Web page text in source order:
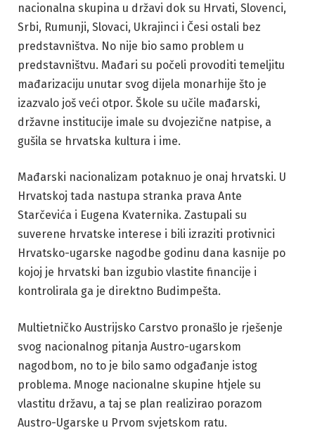
nacionalna skupina u državi dok su Hrvati, Slovenci,
Srbi, Rumunji, Slovaci, Ukrajinci i Česi ostali bez
predstavništva. No nije bio samo problem u
predstavništvu. Mađari su počeli provoditi temeljitu
mađarizaciju unutar svog dijela monarhije što je
izazvalo još veći otpor. Škole su učile mađarski,
državne institucije imale su dvojezične natpise, a
gušila se hrvatska kultura i ime.
Mađarski nacionalizam potaknuo je onaj hrvatski. U
Hrvatskoj tada nastupa stranka prava Ante
Starčevića i Eugena Kvaternika. Zastupali su
suverene hrvatske interese i bili izraziti protivnici
Hrvatsko-ugarske nagodbe godinu dana kasnije po
kojoj je hrvatski ban izgubio vlastite financije i
kontrolirala ga je direktno Budimpešta.
Multietničko Austrijsko Carstvo pronašlo je rješenje
svog nacionalnog pitanja Austro-ugarskom
nagodbom, no to je bilo samo odgađanje istog
problema. Mnoge nacionalne skupine htjele su
vlastitu državu, a taj se plan realizirao porazom
Austro-Ugarske u Prvom svjetskom ratu.